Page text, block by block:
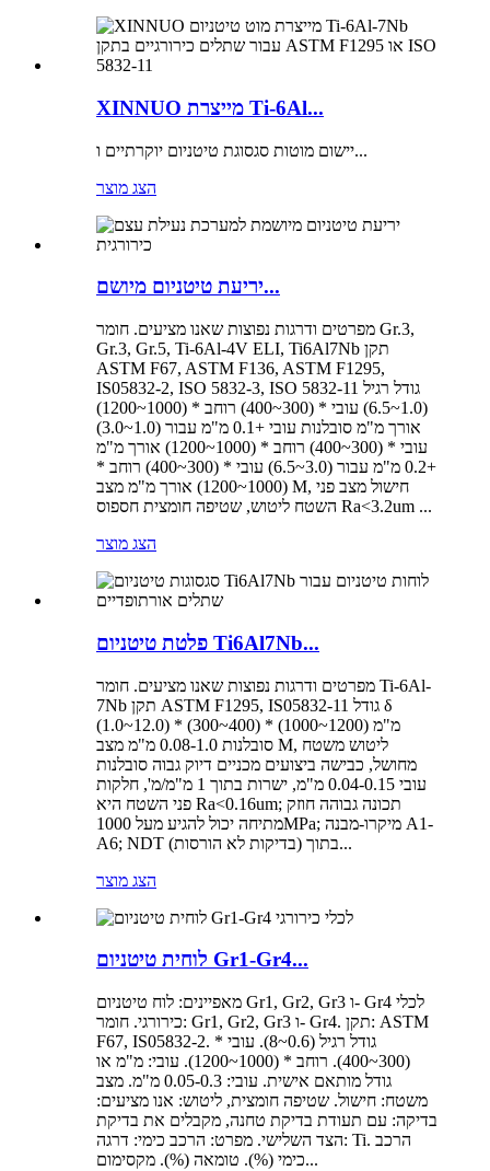
XINNUO מייצרת Ti-6Al...
יישום מוטות סגסוגת טיטניום יוקרתיים ו...
הצג מוצר
יריעת טיטניום מיושם...
מפרטים ודרגות נפוצות שאנו מציעים. חומר Gr.3,
Gr.3, Gr.5, Ti-6Al-4V ELI, Ti6Al7Nb תקן
ASTM F67, ASTM F136, ASTM F1295,
IS05832-2, ISO 5832-3, ISO 5832-11 גודל רגיל
(1.0~6.5) עובי * (300~400) רוחב * (1000~1200)
אורך מ"מ סובלנות עובי +0.1 מ"מ עבור (1.0~3.0)
עובי * (300~400) רוחב * (1000~1200) אורך מ"מ
+0.2 מ"מ עבור (3.0~6.5) עובי * (300~400) רוחב *
(1000~1200) אורך מ"מ מצב M, חישול מצב פני
השטח ליטוש, שטיפה חומצית חספוס Ra<3.2um ...
הצג מוצר
פלטת טיטניום Ti6Al7Nb...
מפרטים ודרגות נפוצות שאנו מציעים. חומר Ti-6Al-
7Nb תקן ASTM F1295, IS05832-11 גודל δ
(1.0~12.0) * (300~400) * (1000~1200) מ"מ
סובלנות 0.08-1.0 מ"מ מצב M, ליטוש משטח
מחושל, כבישה ביצועים מכניים דיוק גבוה סובלנות
עובי 0.04-0.15 מ"מ, ישרות בתוך 1 מ"מ/מ', חלקות
פני השטח היא Ra<0.16um; תכונה גבוהה חוזק
מתיחה יכול להגיע מעל 1000MPa; מיקרו-מבנה A1-
A6; NDT (בדיקות לא הורסות) בתוך...
הצג מוצר
לוחית טיטניום Gr1-Gr4...
מאפיינים: לוח טיטניום Gr1, Gr2, Gr3 ו- Gr4 לכלי
כירורגי. חומר: Gr1, Gr2, Gr3 ו- Gr4. תקן: ASTM
F67, IS05832-2. גודל רגיל (0.6~8). עובי *
(300~400). רוחב * (1000~1200). עובי: מ"מ או
גודל מותאם אישית. עובי: 0.05-0.3 מ"מ. מצב
משטח: חישול. שטיפה חומצית, ליטוש: אנו מציעים:
בדיקה: עם תעודת בדיקת טחנה, מקבלים את בדיקת
הצד השלישי. מפרט: הרכב כימי: דרגה: Ti. הרכב
כימי (%). טומאה (%). מקסימום...